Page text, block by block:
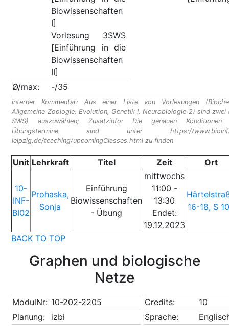
Biowissenschaften
I]
Vorlesung 3SWS
[Einführung in die
Biowissenschaften
II]
Ø/max:
-/35
interner Kommentar: Aus einer Liste von Vorlesungen
Allgemeine Zoologie, Evolution, Genetik I, Neurobiologie 2) sind zwei
SWS) auszuwählen; Zusatzinfo: Die genauen Konditionen
Übungstermine sind unter https://
leipzig.de/teaching/upcomingClasses.html zu finden
Unit Lehrkraft Titel Zeit Ort
10-
INF-
BI02
Prohaska,
Sonja
Einführung
Biowissenschaften
- Übung
mittwochs
11:00 -
13:30
Endet:
19.12.2023
16-18, S
BACK TO TOP
Graphen und biologische
Netze
ModulNr: 10-202-2205
Planung:
izbi
Credits:
10
Sprache: